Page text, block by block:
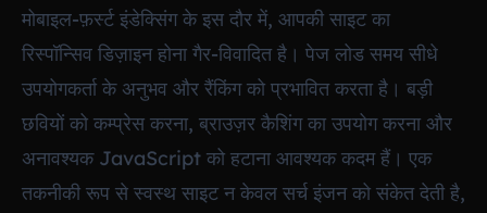
मोबाइल-फ़र्स्ट इंडेक्सिंग के इस दौर में, आपकी साइट का
रिस्पॉन्सिव डिज़ाइन होना गैर-विवादित है। पेज लोड समय सीधे
उपयोगकर्ता के अनुभव और रैंकिंग को प्रभावित करता है। बड़ी
छवियों को कम्प्रेस करना, ब्राउज़र कैशिंग का उपयोग करना और
अनावश्यक JavaScript को हटाना आवश्यक कदम हैं। एक
तकनीकी रूप से स्वस्थ साइट न केवल सर्च इंजन को संकेत देती है,